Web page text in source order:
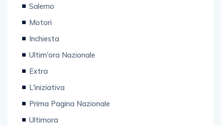
Salerno
Motori
Inchiesta
Ultim'ora Nazionale
Extra
L'iniziativa
Prima Pagina Nazionale
Ultimora